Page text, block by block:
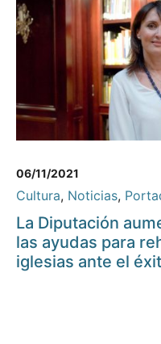
06/11/2021
Cultura, Noticias,
La Diputación
las ayudas para
iglesias ante el